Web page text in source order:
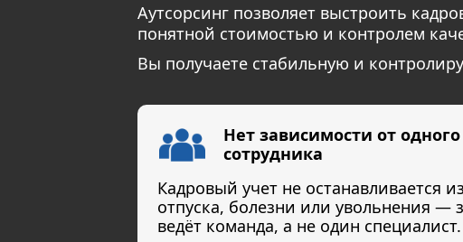
Кадровый учет не останавливается
отпуска, болезни или увольнения —
ведёт команда, а не один специалист.
Аутсорсинг позволяет выстроить
понятной стоимостью и контролем
Вы получаете стабильную и
Нет зависимости от одного
сотрудника